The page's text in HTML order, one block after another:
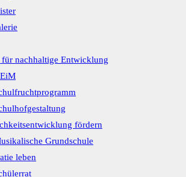
nachhaltige Entwicklung
fördern
Grundschule
leben